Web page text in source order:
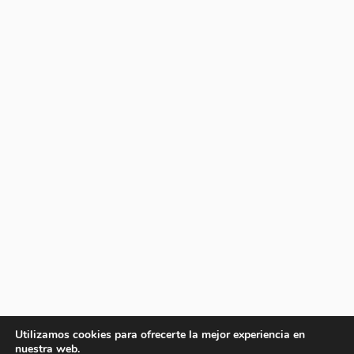
Utilizamos cookies para ofrecerte la mejor experiencia en
nuestra web.